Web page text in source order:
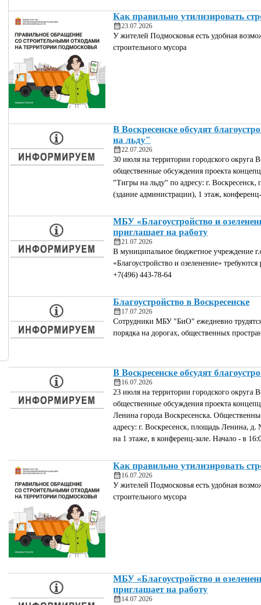
Как правильно утилизировать
23.07.2026
У жителей Подмосковья есть удобная
строительного мусора
В Воскресенске обсудят
на льду"
22.07.2026
30 июля на территории городского округа
общественные обсуждения проекта
"Тигры на льду" по адресу: г.
(здание администрации), 1 этаж,
МБУ «Благоустройство и
приглашает на работу
21.07.2026
В муниципальное бюджетное учреждение
«Благоустройство и озеленение»
+7(496) 443-78-64
Благоустройство в Воскресенске
17.07.2026
Сотрудники МБУ "БиО" ежедневно
порядка на дорогах, общественных
В Воскресенске обсудят
16.07.2026
23 июля на территории городского округа
общественные обсуждения проекта
Ленина города Воскресенска.
адресу: г. Воскресенск, площадь Ленина,
на 1 этаже, в конференц-зале. Начало - в
Как правильно утилизировать
16.07.2026
У жителей Подмосковья есть удобная
строительного мусора
МБУ «Благоустройство и
приглашает на работу
14.07.2026